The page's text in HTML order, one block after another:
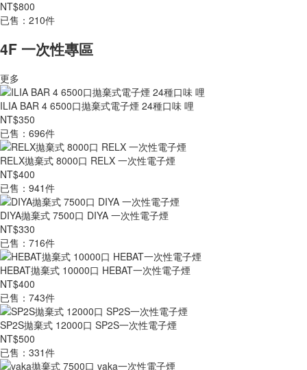
NT$800
已售：210件
4F 一次性專區
更多
ILIA BAR 4 6500口拋棄式電子煙 24種口味 哩
NT$350
已售：696件
RELX拋棄式 8000口 RELX 一次性電子煙
NT$400
已售：941件
DIYA拋棄式 7500口 DIYA 一次性電子煙
NT$330
已售：716件
HEBAT拋棄式 10000口 HEBAT一次性電子煙
NT$400
已售：743件
SP2S拋棄式 12000口 SP2S一次性電子煙
NT$500
已售：331件